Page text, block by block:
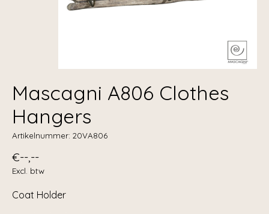
Mascagni A806 Clothes
Hangers
Artikelnummer: 20VA806
€--,--
Excl. btw
Coat Holder